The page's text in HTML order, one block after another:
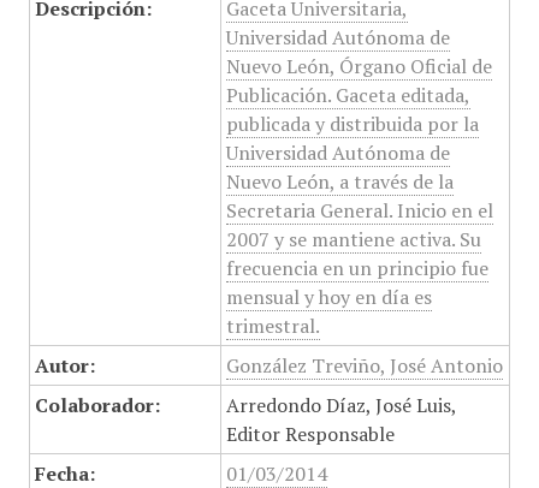
Descripción:
Gaceta Universitaria,
Universidad Autónoma de
Nuevo León, Órgano Oficial de
Publicación. Gaceta editada,
publicada y distribuida por la
Universidad Autónoma de
Nuevo León, a través de la
Secretaria General. Inicio en el
2007 y se mantiene activa. Su
frecuencia en un principio fue
mensual y hoy en día es
trimestral.
Autor:
González Treviño, José Antonio
Colaborador:
Arredondo Díaz, José Luis,
Editor Responsable
Fecha:
01/03/2014